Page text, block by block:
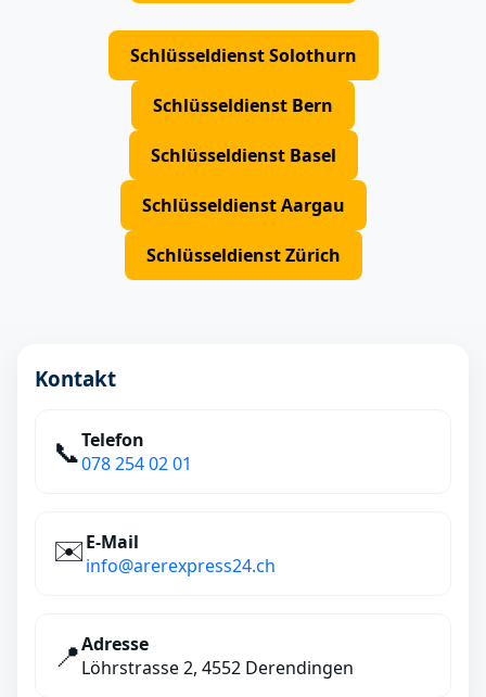
Schlüsseldienst Solothurn
Schlüsseldienst Bern
Schlüsseldienst Basel
Schlüsseldienst Aargau
Schlüsseldienst Zürich
Kontakt
📞Telefon
078 254 02 01
✉️E‑Mail
info@arerexpress24.ch
📍Adresse
Löhrstrasse 2, 4552 Derendingen